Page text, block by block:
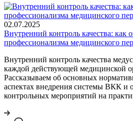
02.07.2025
Внутренний контроль качества: как
профессионализма медицинского
Внутренний контроль качества
каждой действующей медицинской
Рассказываем об основных
аспектах внедрения системы ВКК и
контрольных мероприятий на